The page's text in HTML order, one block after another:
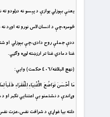
يعنې بېوزلي يوازې د پېسو نه درلودو
څومره،چې د انسان لاس نورو ته اوږد
ددې جملې روح دادى،چې بېوزلي او
غنا د مادي غنا تر ارزښته لوړه وګڼي.
(نهج البلاغه/٤٠٦ حکمت) وايي:
مَا أَحْسَنَ تَوَاضُعَ الاََْغْنِيَاءِ لِلْفُقَرَاءِ
وړاندې د نشتمنو بې اعتنايي تکبر
دلته بيا غواړي د شرافت نفس،عزت